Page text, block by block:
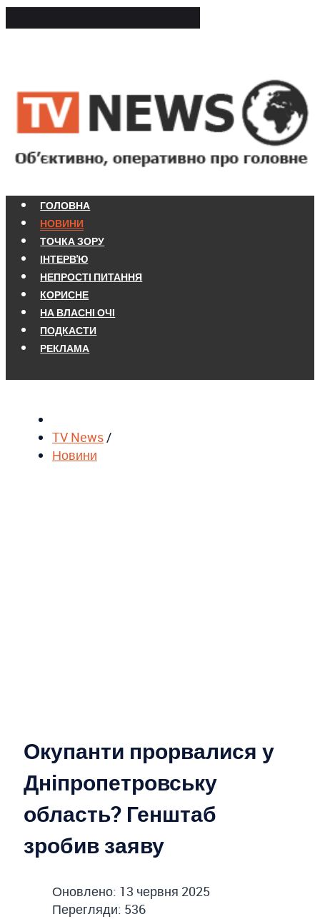
ГОЛОВНА
НОВИНИ
ТОЧКА ЗОРУ
ІНТЕРВ'Ю
НЕПРОСТІ ПИТАННЯ
КОРИСНЕ
НА ВЛАСНІ ОЧІ
ПОДКАСТИ
РЕКЛАМА
TV News/
Новини
Окупанти прорвалися у
Дніпропетровську
область? Генштаб
зробив заяву
Оновлено: 13 червня 2025
Перегляди: 536